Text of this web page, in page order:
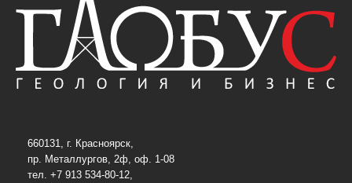
660131, г. Красноярск,
пр. Металлургов, 2ф, оф. 1-08
тел. +7 913 534-80-12,